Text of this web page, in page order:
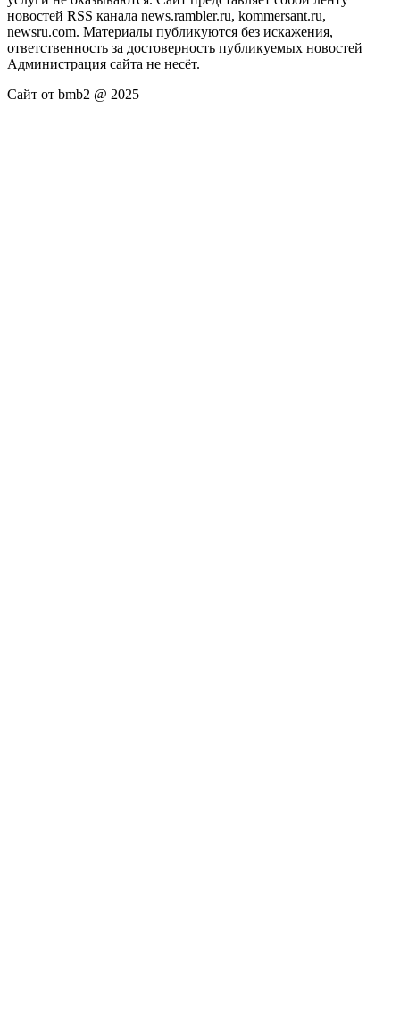
новостей RSS канала news.rambler.ru, kommersant.ru,
newsru.com. Материалы публикуются без искажения,
ответственность за достоверность публикуемых новостей
Администрация сайта не несёт.
Сайт от bmb2 @ 2025